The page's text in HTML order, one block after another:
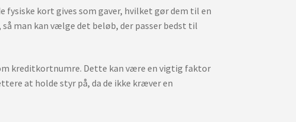
kort gives som gaver, hvilket gør dem til en
man kan vælge det beløb, der passer bedst til
kreditkortnumre. Dette kan være en vigtig faktor
at holde styr på, da de ikke kræver en